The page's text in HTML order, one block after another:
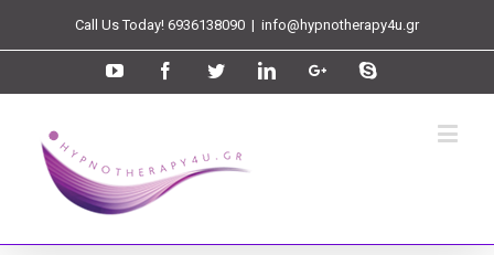
Call Us Today! 6936138090 | info@hypnotherapy4u.gr